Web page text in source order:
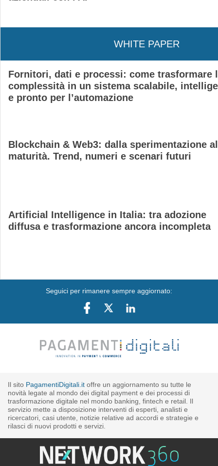
WHITE PAPER
Fornitori, dati e processi: come trasformare
complessità in un sistema scalabile,
e pronto per l’automazione
Blockchain & Web3: dalla sperimentazione
maturità. Trend, numeri e scenari futuri
Artificial Intelligence in Italia: tra adozione
diffusa e trasformazione ancora incompleta
Seguici per rimanere sempre aggiornato:
Il sito PagamentiDigitali.it offre un aggiornamento su tutte le
novità legate al mondo dei digital payment e dei processi di
trasformazione digitale nel mondo banking, fintech e retail. Il
servizio mette a disposizione interventi di esperti, analisti e
ricercatori, casi utente, notizie relative ad accordi e strategie e
rilasci di nuovi prodotti e servizi.